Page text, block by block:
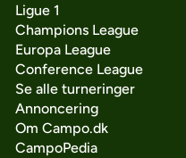
Ligue 1
Champions League
Europa League
Conference League
Se alle turneringer
Annoncering
Om Campo.dk
CampoPedia